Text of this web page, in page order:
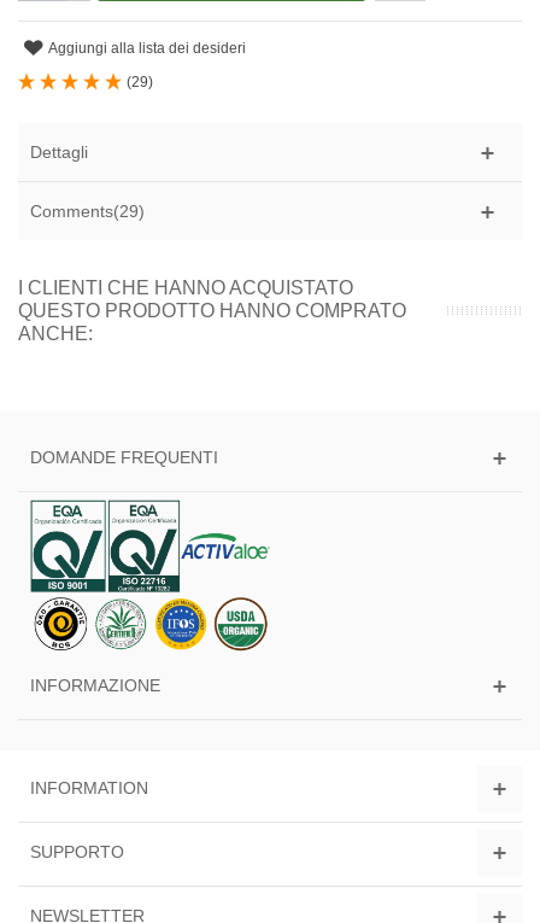
Aggiungi alla lista dei desideri
(29)
Dettagli
Comments(29)
I CLIENTI CHE HANNO ACQUISTATO
QUESTO PRODOTTO HANNO COMPRATO
ANCHE:
DOMANDE FREQUENTI
INFORMAZIONE
INFORMATION
SUPPORTO
NEWSLETTER